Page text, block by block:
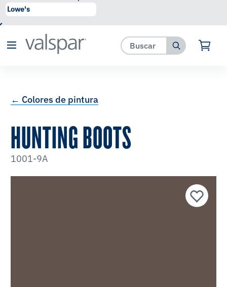
se ha agregado a favoritos.
← Colores de pintura
HUNTING BOOTS
1001-9A